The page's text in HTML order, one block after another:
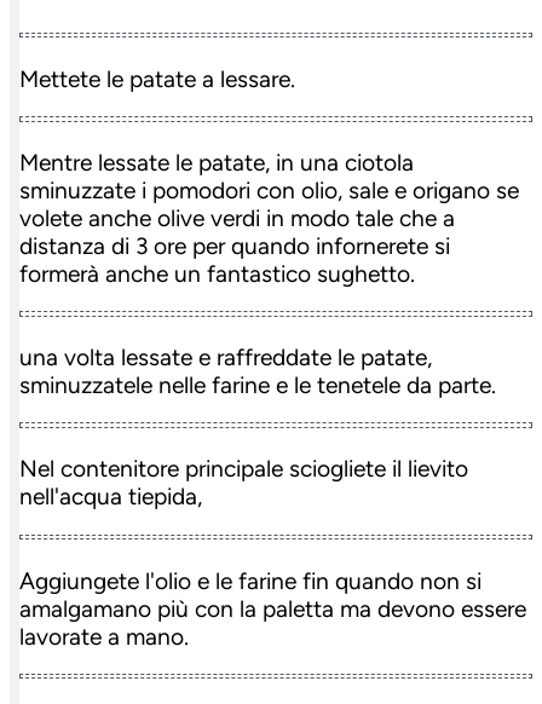
Mettete le patate a lessare.
Mentre lessate le patate, in una ciotola
sminuzzate i pomodori con olio, sale e origano se
volete anche olive verdi in modo tale che a
distanza di 3 ore per quando infornerete si
formerà anche un fantastico sughetto.
una volta lessate e raffreddate le patate,
sminuzzatele nelle farine e le tenetele da parte.
Nel contenitore principale sciogliete il lievito
nell'acqua tiepida,
Aggiungete l'olio e le farine fin quando non si
amalgamano più con la paletta ma devono essere
lavorate a mano.